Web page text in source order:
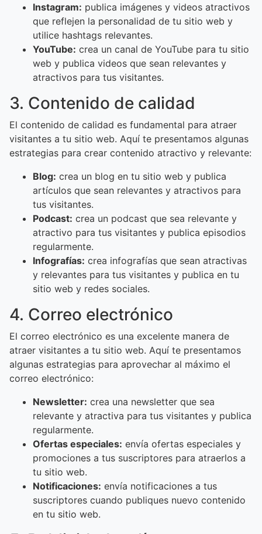
Instagram: publica imágenes y videos atractivos
que reflejen la personalidad de tu sitio web y
utilice hashtags relevantes.
YouTube: crea un canal de YouTube para tu sitio
web y publica videos que sean relevantes y
atractivos para tus visitantes.
3. Contenido de calidad
El contenido de calidad es fundamental para atraer
visitantes a tu sitio web. Aquí te presentamos algunas
estrategias para crear contenido atractivo y relevante:
Blog: crea un blog en tu sitio web y publica
artículos que sean relevantes y atractivos para
tus visitantes.
Podcast: crea un podcast que sea relevante y
atractivo para tus visitantes y publica episodios
regularmente.
Infografías: crea infografías que sean atractivas
y relevantes para tus visitantes y publica en tu
sitio web y redes sociales.
4. Correo electrónico
El correo electrónico es una excelente manera de
atraer visitantes a tu sitio web. Aquí te presentamos
algunas estrategias para aprovechar al máximo el
correo electrónico:
Newsletter: crea una newsletter que sea
relevante y atractiva para tus visitantes y publica
regularmente.
Ofertas especiales: envía ofertas especiales y
promociones a tus suscriptores para atraerlos a
tu sitio web.
Notificaciones: envía notificaciones a tus
suscriptores cuando publiques nuevo contenido
en tu sitio web.